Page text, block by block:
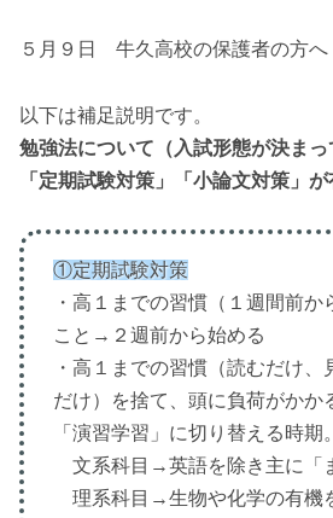
５月９日 牛久高校の保護者の方へ
以下は補足説明です。
勉強法について（入試形態が決まっ
「定期試験対策」「小論文対策」が
①定期試験対策
・高１までの習慣（１週間前か
こと→２週前から始める
・高１までの習慣（読むだけ、
だけ）を捨て、頭に負荷がかか
「演習学習」に切り替える時期。
文系科目→英語を除き主に「
理系科目→生物や化学の有機